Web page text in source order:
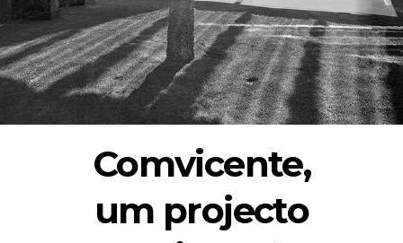
Comvicente,
um projecto